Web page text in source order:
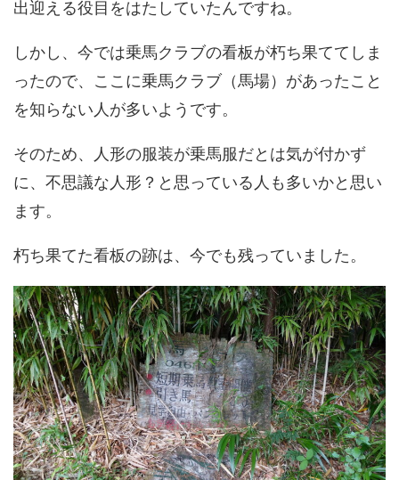
出迎える役目をはたしていたんですね。
しかし、今では乗馬クラブの看板が朽ち果ててしま
ったので、ここに乗馬クラブ（馬場）があったこと
を知らない人が多いようです。
そのため、人形の服装が乗馬服だとは気が付かず
に、不思議な人形？と思っている人も多いかと思い
ます。
朽ち果てた看板の跡は、今でも残っていました。